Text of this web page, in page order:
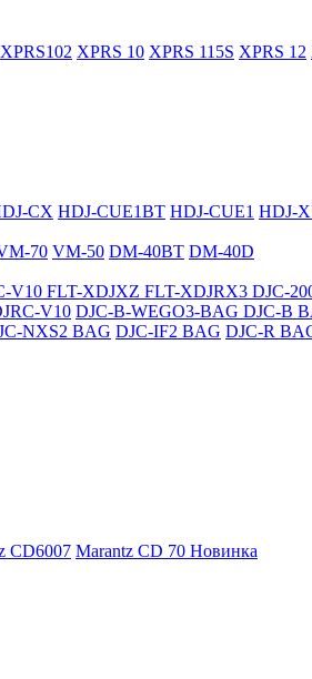
XPRS102 XPRS 10 XPRS 115S XPRS 12
CX HDJ-CUE1BT HDJ-CUE1 HDJ-
70 VM-50 DM-40BT DM-40D
V10 FLT-XDJXZ FLT-XDJRX3 DJC-
V10 DJC-B-WEGO3-BAG DJC-B
NXS2 BAG DJC-IF2 BAG DJC-R
CD6007 Marantz CD 70 Новинка